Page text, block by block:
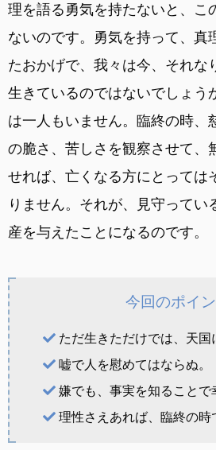
理を語る勇気を持たないと、こ
ないのです。勇気を持って、真
たおかげで、我々は今、それな
生きているのではないでしょう
は一人もいません。臨終の時、
の脆さ、苦しさを観察させて、
せれば、亡くなる方にとっては
りません。それが、見守ってい
産を与えたことになるのです。
今回のポイ
ただ生きただけでは、天国
嘘で人を慰めてはならぬ。
嫌でも、事実を知ることで
理性さえあれば、臨終の時